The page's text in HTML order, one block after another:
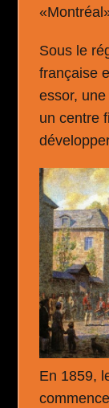
Sous le
française
essor,
un centre
En 1859,